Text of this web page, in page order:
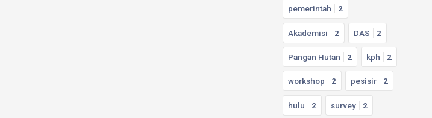
pemerintah 2
Akademisi 2 DAS 2
Pangan Hutan 2 kph 2
workshop 2 pesisir 2
hulu 2 survey 2